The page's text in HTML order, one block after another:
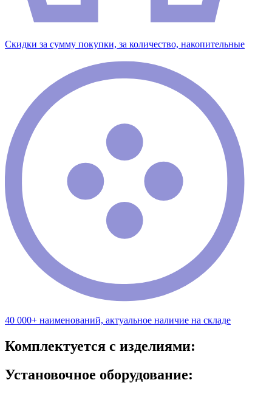
Скидки за сумму покупки, за количество, накопительные
40 000+ наименований, актуальное наличие на складе
Комплектуется с изделиями:
Установочное оборудование: